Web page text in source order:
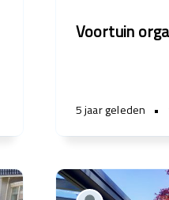
Voortuin
5 jaar geleden •